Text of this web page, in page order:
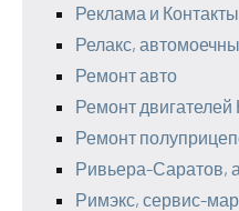
Реклама и Контакты
Релакс,
Ремонт авто
Ремонт
Ремонт
Ривьера-Саратов,
Римэкс, сервис-